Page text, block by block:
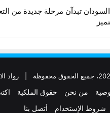
تبدآن مرحلة جديدة من
رواد
من نحن حقوق الملكية
شروط الإستخدام
أتصل بنا